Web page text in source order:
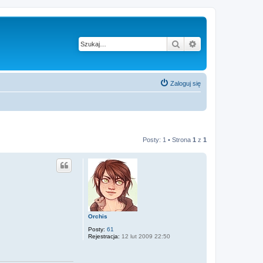
Szukaj
Zaloguj się
Posty: 1 • Strona 1 z 1
Orchis
Posty: 61
Rejestracja: 12 lut 2009 22:50